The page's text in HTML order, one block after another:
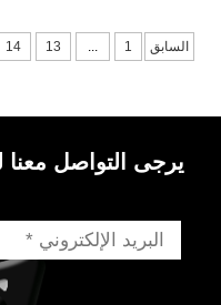
السابق 1
...
13
14
يرجى التواصل